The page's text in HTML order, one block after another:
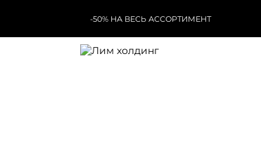
-50% НА ВЕСЬ АССОРТИМЕНТ